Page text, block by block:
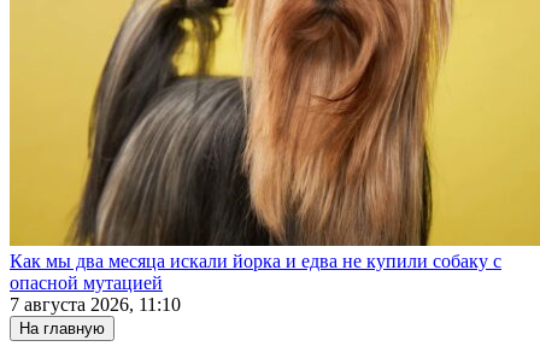
Как мы два месяца искали йорка и едва не купили собаку с
опасной мутацией
7 августа 2026, 11:10
На главную